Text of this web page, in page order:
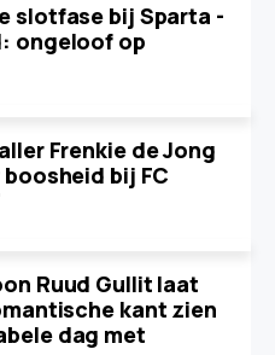
slotfase bij Sparta -
ongeloof op
Frenkie de Jong
bij FC
Ruud Gullit laat
kant zien
dag met